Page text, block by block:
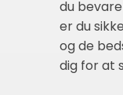
du
er du
og de
dig for at